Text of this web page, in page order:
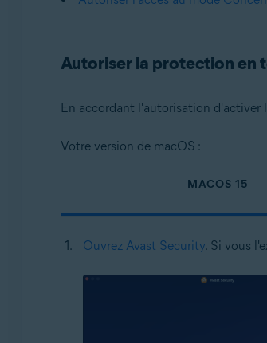
Autoriser la protection en
En accordant l'autorisation d'activer
Votre version de macOS :
MACOS 15
Ouvrez Avast Security. Si vous